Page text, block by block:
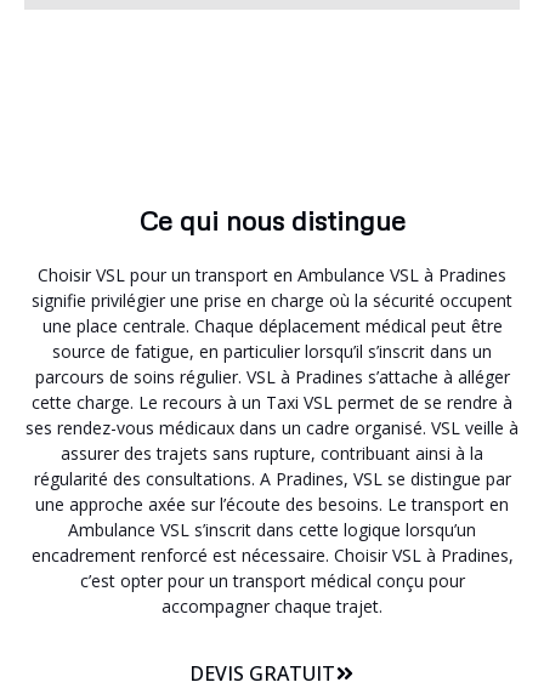
Ce qui nous distingue
Choisir VSL pour un transport en Ambulance VSL à Pradines
signifie privilégier une prise en charge où la sécurité occupent
une place centrale. Chaque déplacement médical peut être
source de fatigue, en particulier lorsqu’il s’inscrit dans un
parcours de soins régulier. VSL à Pradines s’attache à alléger
cette charge. Le recours à un Taxi VSL permet de se rendre à
ses rendez-vous médicaux dans un cadre organisé. VSL veille à
assurer des trajets sans rupture, contribuant ainsi à la
régularité des consultations. A Pradines, VSL se distingue par
une approche axée sur l’écoute des besoins. Le transport en
Ambulance VSL s’inscrit dans cette logique lorsqu’un
encadrement renforcé est nécessaire. Choisir VSL à Pradines,
c’est opter pour un transport médical conçu pour
accompagner chaque trajet.
DEVIS GRATUIT